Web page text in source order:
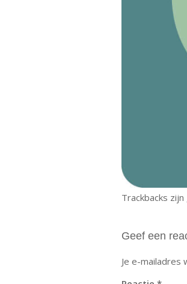
Trackbacks
Geef een
Je e-mailadres